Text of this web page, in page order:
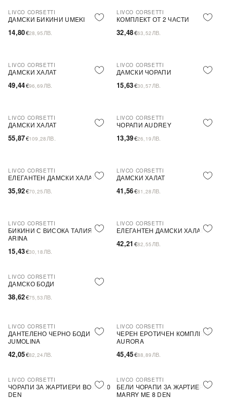
LIVCO CORSETTI
ДАМСКИ БИКИНИ UMEKI
14,80€28,95 ЛВ.
LIVCO CORSETTI
КОМПЛЕКТ ОТ 2 ЧАСТИ
32,48€63,52 ЛВ.
LIVCO CORSETTI
ДАМСКИ ХАЛАТ
49,44€96,69 ЛВ.
LIVCO CORSETTI
ДАМСКИ ЧОРАПИ
15,63€30,57 ЛВ.
LIVCO CORSETTI
ДАМСКИ ХАЛАТ
55,87€109,28 ЛВ.
LIVCO CORSETTI
ЧОРАПИ AUDREY
13,39€26,19 ЛВ.
LIVCO CORSETTI
ЕЛЕГАНТЕН ДАМСКИ ХАЛАТ
35,92€70,25 ЛВ.
LIVCO CORSETTI
ДАМСКИ ХАЛАТ
41,56€81,28 ЛВ.
LIVCO CORSETTI
БИКИНИ С ВИСОКА ТАЛИЯ
ARINA
15,43€30,18 ЛВ.
LIVCO CORSETTI
ЕЛЕГАНТЕН ДАМСКИ ХАЛАТ
42,21 €82,55 ЛВ.
LIVCO CORSETTI
ДАМСКО БОДИ
38,62€75,53 ЛВ.
ПОСЛЕДНА БРОЙКА
LIVCO CORSETTI
ДАНТЕЛЕНО ЧЕРНО БОДИ
JUMOLINA
42,05€82,24 ЛВ.
ПОСЛЕДНА БРОЙКА
LIVCO CORSETTI
ЧЕРЕН ЕРОТИЧЕН КОМПЛЕКТ
AURORA
45,45€88,89 ЛВ.
ПОСЛЕДНА БРОЙКА
LIVCO CORSETTI
ЧОРАПИ ЗА ЖАРТИЕРИ BOWS 20
DEN
ПОСЛЕДНА БРОЙКА
LIVCO CORSETTI
БЕЛИ ЧОРАПИ ЗА ЖАРТИЕРИ
MARRY ME 8 DEN